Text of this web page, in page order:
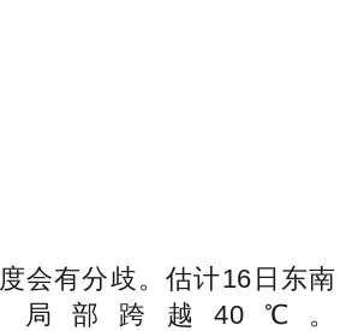
会有分歧。估计16日东南
部跨越40℃。